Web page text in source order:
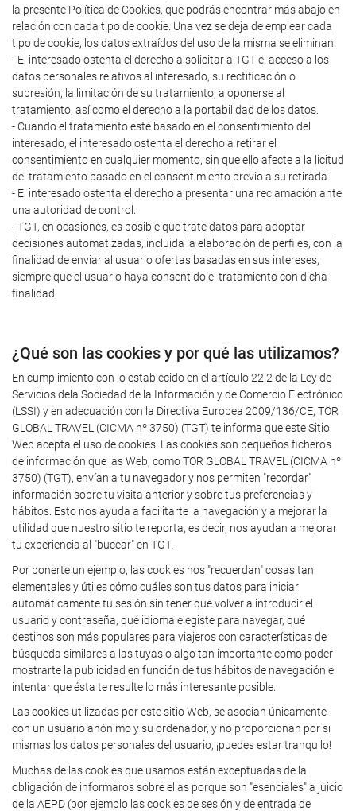
la presente Política de Cookies, que podrás encontrar más abajo en
relación con cada tipo de cookie. Una vez se deja de emplear cada
tipo de cookie, los datos extraídos del uso de la misma se eliminan.
- El interesado ostenta el derecho a solicitar a TGT el acceso a los
datos personales relativos al interesado, su rectificación o
supresión, la limitación de su tratamiento, a oponerse al
tratamiento, así como el derecho a la portabilidad de los datos.
- Cuando el tratamiento esté basado en el consentimiento del
interesado, el interesado ostenta el derecho a retirar el
consentimiento en cualquier momento, sin que ello afecte a la licitud
del tratamiento basado en el consentimiento previo a su retirada.
- El interesado ostenta el derecho a presentar una reclamación ante
una autoridad de control.
- TGT, en ocasiones, es posible que trate datos para adoptar
decisiones automatizadas, incluida la elaboración de perfiles, con la
finalidad de enviar al usuario ofertas basadas en sus intereses,
siempre que el usuario haya consentido el tratamiento con dicha
finalidad.
¿Qué son las cookies y por qué las utilizamos?
En cumplimiento con lo establecido en el artículo 22.2 de la Ley de
Servicios dela Sociedad de la Información y de Comercio Electrónico
(LSSI) y en adecuación con la Directiva Europea 2009/136/CE, TOR
GLOBAL TRAVEL (CICMA nº 3750) (TGT) te informa que este Sitio
Web acepta el uso de cookies. Las cookies son pequeños ficheros
de información que las Web, como TOR GLOBAL TRAVEL (CICMA nº
3750) (TGT), envían a tu navegador y nos permiten "recordar"
información sobre tu visita anterior y sobre tus preferencias y
hábitos. Esto nos ayuda a facilitarte la navegación y a mejorar la
utilidad que nuestro sitio te reporta, es decir, nos ayudan a mejorar
tu experiencia al "bucear" en TGT.
Por ponerte un ejemplo, las cookies nos "recuerdan" cosas tan
elementales y útiles cómo cuáles son tus datos para iniciar
automáticamente tu sesión sin tener que volver a introducir el
usuario y contraseña, qué idioma elegiste para navegar, qué
destinos son más populares para viajeros con características de
búsqueda similares a las tuyas o algo tan importante como poder
mostrarte la publicidad en función de tus hábitos de navegación e
intentar que ésta te resulte lo más interesante posible.
Las cookies utilizadas por este sitio Web, se asocian únicamente
con un usuario anónimo y su ordenador, y no proporcionan por si
mismas los datos personales del usuario, ¡puedes estar tranquilo!
Muchas de las cookies que usamos están exceptuadas de la
obligación de informaros sobre ellas porque son "esenciales" a juicio
de la AEPD (por ejemplo las cookies de sesión y de entrada de